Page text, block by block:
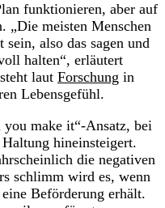
funktionieren, aber auf
„Die meisten Menschen
also das sagen und
halten“, erläutert
laut Forschung in
Lebensgefühl.
make it“-Ansatz, bei
hineinsteigert.
die negativen
schlimm wird es, wenn
Beförderung erhält.